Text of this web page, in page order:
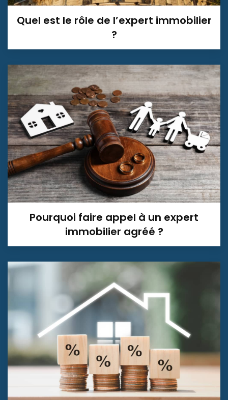
Quel est le rôle de l’expert immobilier
?
Pourquoi faire appel à un expert
immobilier agréé ?